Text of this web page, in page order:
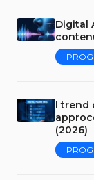
Digital
I trend
(2026)